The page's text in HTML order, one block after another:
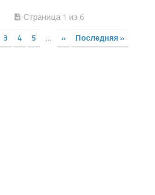
Страница 1 из 6
3 4 5 ... » Последняя »